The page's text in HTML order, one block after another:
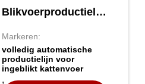
Blikvoerproductielijn
voor Kattenvoer 50
CPM 304 Roestvrij
Staal PLC Besturing
Markeren:
volledig automatische
productielijn voor
ingeblikt kattenvoer